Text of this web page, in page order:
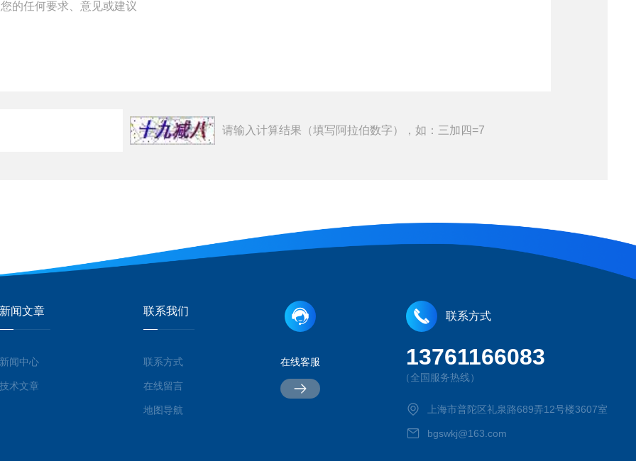
请输入计算结果（填写阿拉伯数字），如：三加四=7
新闻文章
新闻中心
技术文章
联系我们
联系方式
在线留言
地图导航
在线客服
联系方式
13761166083
（全国服务热线）
上海市普陀区礼泉路689弄12号楼3607室
bgswkj@163.com